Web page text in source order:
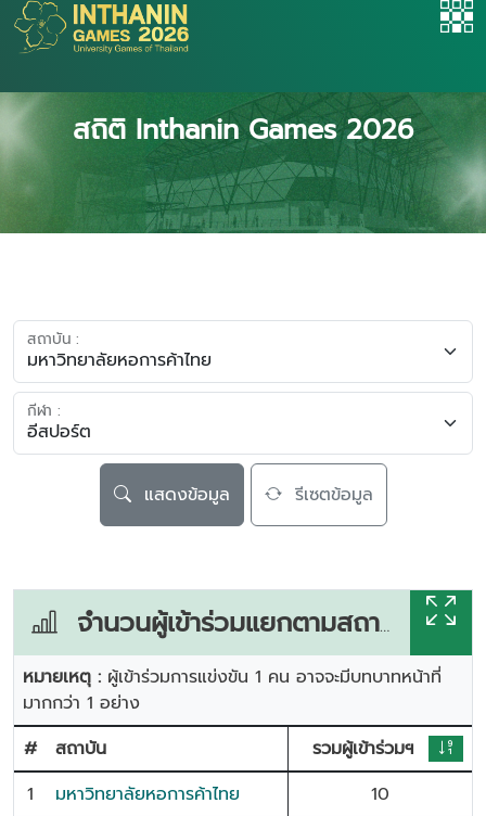
สถิติ Inthanin Games 2026
สถาบัน :
กีฬา :
แสดงข้อมูล รีเซตข้อมูล
จำนวนผู้เข้าร่วมแยกตามสถาบัน
หมายเหตุ : ผู้เข้าร่วมการแข่งขัน 1 คน อาจจะมีบทบาทหน้าที่
มากกว่า 1 อย่าง
#
สถาบัน
รวมผู้เข้าร่วมฯ
1
มหาวิทยาลัยหอการค้าไทย 10